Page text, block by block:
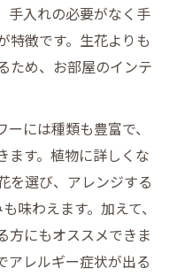
手入れの必要がなく手
特徴です。生花よりも
ため、お部屋のインテ
には種類も豊富で、
ます。植物に詳しくな
を選び、アレンジする
味わえます。加えて、
方にもオススメできま
アレルギー症状が出る